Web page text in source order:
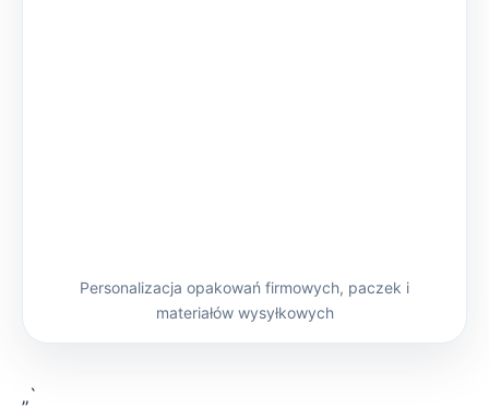
Personalizacja opakowań firmowych, paczek i
materiałów wysyłkowych
„`